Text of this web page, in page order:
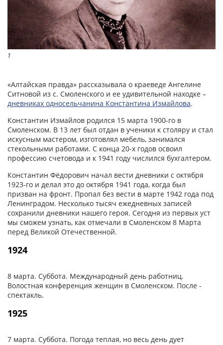
1
«Алтайская правда» рассказывала о краеведе Ангелине
Ситновой из с. Смоленского и ее удивительной находке –
дневниках односельчанина Константина Измайлова.
Константин Измайлов родился 15 марта 1900-го в
Смоленском. В 13 лет был отдан в ученики к столяру и стал
искусным мастером, изготовлял мебель, занимался
стекольными работами. С конца 20-х годов освоил
профессию счетовода и к 1941 году числился бухгалтером.
Константин Фёдорович начал вести дневники с октября
1923-го и делал это до октября 1941 года, когда был
призван на фронт. Пропал без вести в марте 1942 года под
Ленинградом. Несколько тысяч ежедневных записей
сохранили дневники нашего героя. Сегодня из первых уст
мы сможем узнать, как отмечали в Смоленском 8 Марта
перед Великой Отечественной.
1924
8 марта. Суббота. Международный день работниц.
Волостная конференция женщин в Смоленском. После -
спектакль.
1925
7 марта. Суббота. Погода теплая, но весь день дует